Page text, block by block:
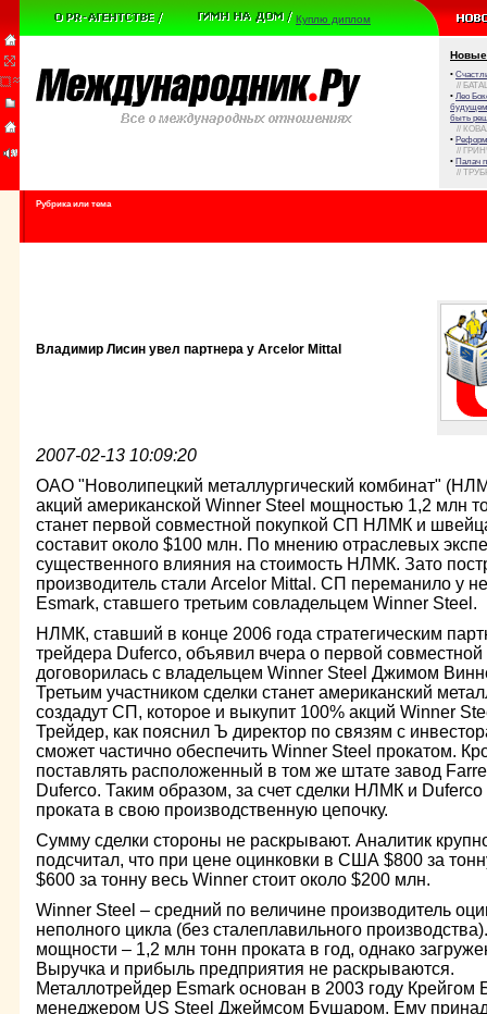
Куплю диплом
Новые
•
//
• Лео
будущем
быть
//
•
//
• Палач
//
Рубрика или тема
Владимир Лисин увел партнера у Arcelor Mittal
2007-02-13 10:09:20
ОАО "Новолипецкий металлургический комбинат"
акций американской Winner Steel мощностью 1,2 млн
станет первой совместной покупкой СП НЛМК и
составит около $100 млн. По мнению отраслевых
существенного влияния на стоимость НЛМК. Зато
производитель стали Arcelor Mittal. СП переманило у
Esmark, ставшего третьим совладельцем Winner Steel.
НЛМК, ставший в конце 2006 года стратегическим
трейдера Duferco, объявил вчера о первой
договорилась с владельцем Winner Steel Джимом
Третьим участником сделки станет американский
создадут СП, которое и выкупит 100% акций Winner
Трейдер, как пояснил Ъ директор по связям с
сможет частично обеспечить Winner Steel прокатом.
поставлять расположенный в том же штате завод
Duferco. Таким образом, за счет сделки НЛМК и Duferco
проката в свою производственную цепочку.
Сумму сделки стороны не раскрывают. Аналитик
подсчитал, что при цене оцинковки в США $800 за
$600 за тонну весь Winner стоит около $200 млн.
Winner Steel – средний по величине производитель
неполного цикла (без сталеплавильного
мощности – 1,2 млн тонн проката в год, однако
Выручка и прибыль предприятия не раскрываются.
Металлотрейдер Esmark основан в 2003 году Крейгом
менеджером US Steel Джеймсом Бушаром. Ему